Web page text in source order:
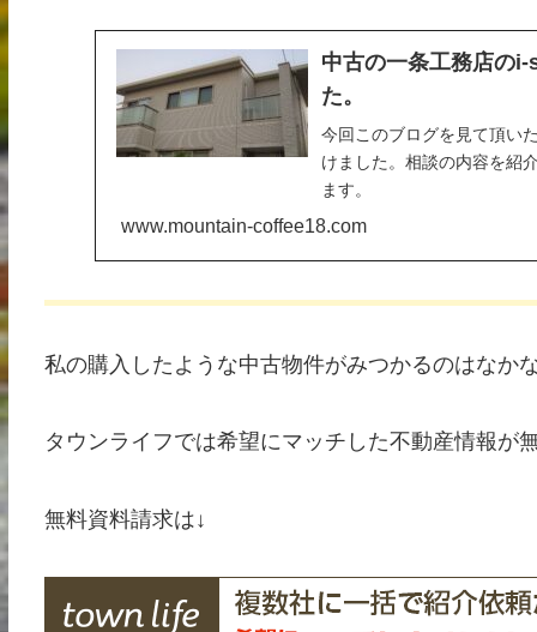
中古の一条工務店の
た。
今回このブログを見て頂い
けました。相談の内容を紹
ます。
www.mountain-coffee18.com
私の購入したような中古物件がみつかるのはなか
タウンライフでは希望にマッチした不動産情報が
無料資料請求は↓